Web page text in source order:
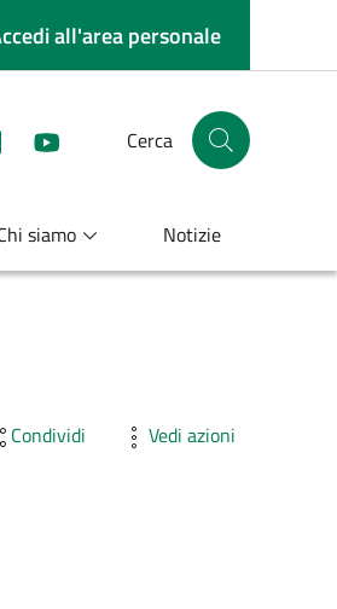
all'area personale
su instagram
linkedin youtubeCerca Cerca nel sito
siamo Notizie
Condividi Vedi azioni